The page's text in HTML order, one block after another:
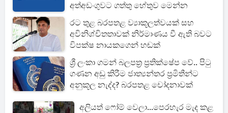
අත්අඩංගුවට ගත්තු හේතුව මෙන්න
රට තුළ බරපතළ ව්‍යාකූලත්වයක් සහ
අවිනිශ්චිතතාවක් නිර්මාණය වී ඇති බවට
විපක්ෂ නායකගෙන් හඬක්
ශ්‍රී ලංකා ගමන් බලපත්‍ර ප්‍රතික්ෂේප වේ.. පිටු
ගණන අඩු කිරීම ජාත්‍යන්තර ප්‍රමිතීන්ට
අනුකූල නැද්ද? බරපතළ චෝදනාවක්
අලියත් ෆෝම් වෙලා...පෙරහැර මැද කළ